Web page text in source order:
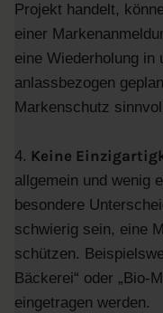
Projekt handelt,
einer
eine Wiederholung in
anlassbezogen
Markenschutz
4. Keine
allgemein und wenig
besondere
schwierig sein, eine
schützen.
Bäckerei“ oder „Bio-
eingetragen werden.